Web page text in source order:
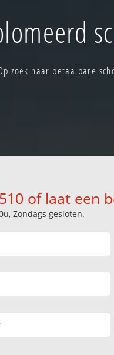
zoek naar betaalbare
of laat een
Zondags gesloten.